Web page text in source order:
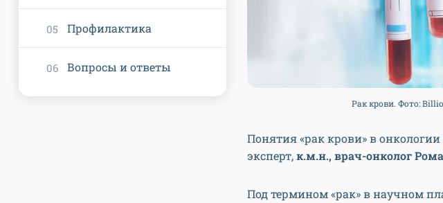
Рак крови. Фото:
Понятия «рак крови» в
эксперт,к.м.н., врач-онколог
Под термином «рак» в научном
Профилактика
Вопросы и ответы